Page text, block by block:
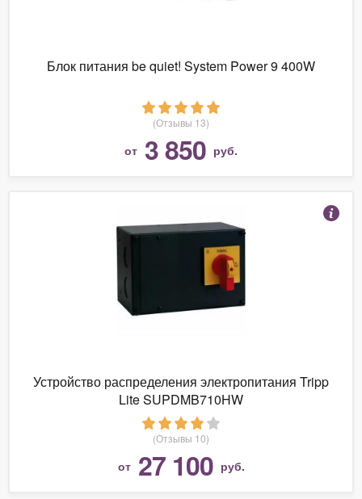
Блок питания be quiet! System Power 9 400W
(Отзывы 13)
от 3 850 руб.
Устройство распределения электропитания Tripp
Lite SUPDMB710HW
(Отзывы 10)
от 27 100 руб.